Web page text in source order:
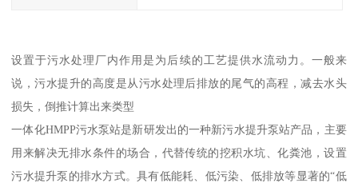
设置于污水处理厂内作用是为后续的工艺提供水流动力。一般来
说，污水提升的高度是从污水处理后排放的尾气的高程，减去水头
损失，倒推计算出来类型
一体化HMPP污水泵站是新研发出的一种新污水提升泵站产品，主要
用来解决无排水条件的场合，代替传统的挖积水坑、化粪池，设置
污水提升泵的排水方式。具有低能耗、低污染、低排放等显著的“低